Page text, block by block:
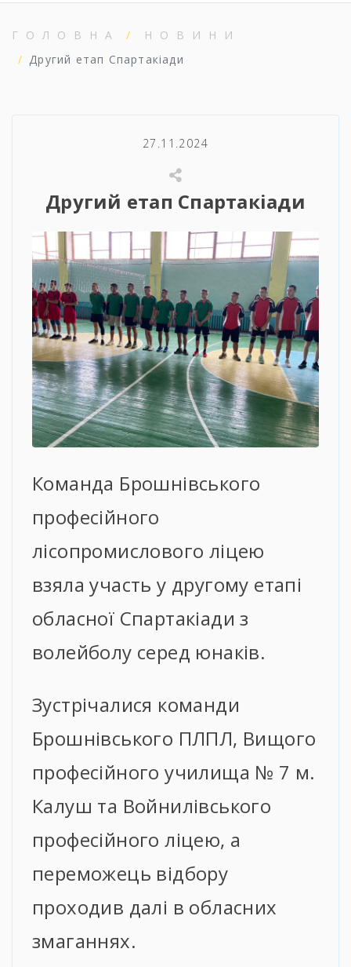
ГОЛОВНА
НОВИНИ
Другий етап Спартакіади
27.11.2024
Другий етап Спартакіади
Команда Брошнівського
професійного
лісопромислового ліцею
взяла участь у другому етапі
обласної Спартакіади з
волейболу серед юнаків.
Зустрічалися команди
Брошнівського ПЛПЛ, Вищого
професійного училища № 7 м.
Калуш та Войнилівського
професійного ліцею, а
переможець відбору
проходив далі в обласних
змаганнях.